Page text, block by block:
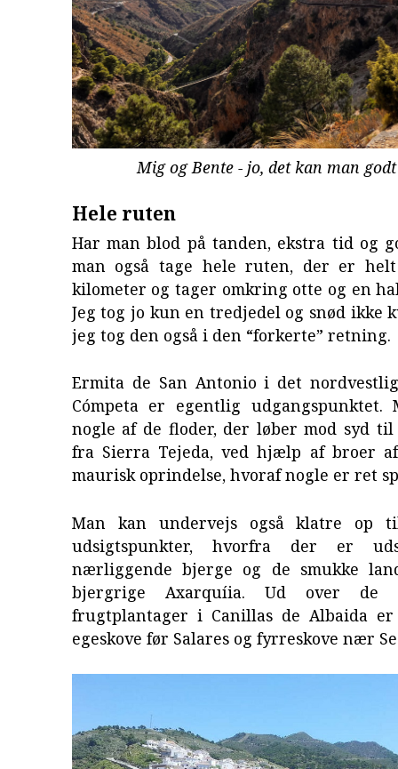
Mig og Bente - jo, det kan man godt
Hele ruten
Har man blod på tanden, ekstra tid og
man også tage hele ruten, der er
kilometer og tager omkring otte og en
Jeg tog jo kun en tredjedel og snød ikke
jeg tog den også i den “forkerte” retning.
Ermita de San Antonio i det
Cómpeta er egentlig udgangspunktet.
nogle af de floder, der løber mod syd til
fra Sierra Tejeda, ved hjælp af broer
maurisk oprindelse, hvoraf nogle er ret
Man kan undervejs også klatre op
udsigtspunkter, hvorfra der er
nærliggende bjerge og de smukke
bjergrige Axarquíia. Ud over de
frugtplantager i Canillas de Albaida
egeskove før Salares og fyrreskove nær